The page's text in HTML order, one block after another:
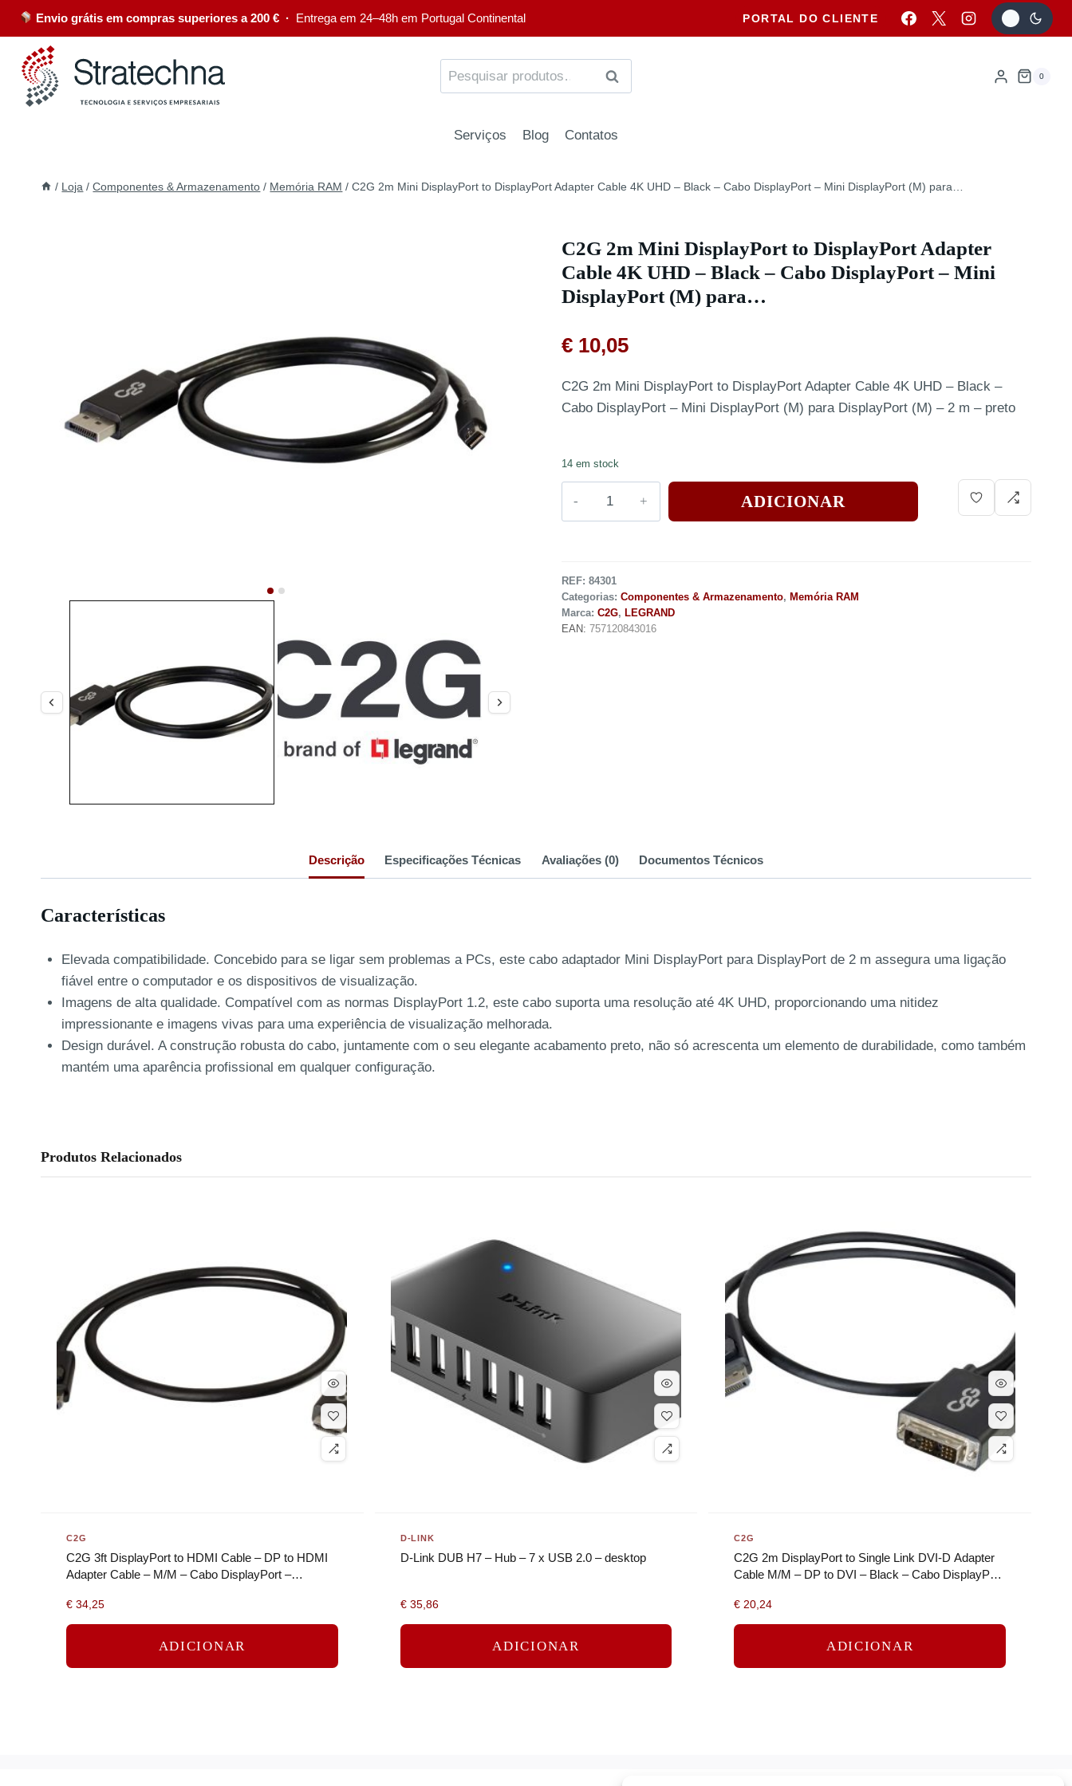
Envio grátis em compras superiores a 200 € · Entrega em 24–48h em Portugal Continental PORTAL DO CLIENTE
PESQUISA 0
Serviços Blog Contatos
/ Loja / Componentes & Armazenamento / Memória RAM / C2G 2m Mini DisplayPort to DisplayPort Adapter Cable 4K UHD – Black – Cabo DisplayPort – Mini DisplayPort (M) para…
C2G 2m Mini DisplayPort to DisplayPort Adapter
Cable 4K UHD – Black – Cabo DisplayPort – Mini
DisplayPort (M) para…
€ 10,05
C2G 2m Mini DisplayPort to DisplayPort Adapter Cable 4K UHD – Black –
Cabo DisplayPort – Mini DisplayPort (M) para DisplayPort (M) – 2 m – preto
14 em stock
ADICIONAR
REF: 84301
Categorias: Componentes & Armazenamento, Memória RAM
Marca: C2G, LEGRAND
EAN: 757120843016
Descrição Especificações Técnicas Avaliações (0) Documentos Técnicos
Características
Elevada compatibilidade. Concebido para se ligar sem problemas a PCs, este cabo adaptador Mini DisplayPort para DisplayPort de 2 m assegura uma ligação
fiável entre o computador e os dispositivos de visualização.
Imagens de alta qualidade. Compatível com as normas DisplayPort 1.2, este cabo suporta uma resolução até 4K UHD, proporcionando uma nitidez
impressionante e imagens vivas para uma experiência de visualização melhorada.
Design durável. A construção robusta do cabo, juntamente com o seu elegante acabamento preto, não só acrescenta um elemento de durabilidade, como também
mantém uma aparência profissional em qualquer configuração.
Produtos Relacionados
C2G
C2G 3ft DisplayPort to HDMI Cable – DP to HDMI
Adapter Cable – M/M – Cabo DisplayPort –
€ 34,25
ADICIONAR
D-LINK
D-Link DUB H7 – Hub – 7 x USB 2.0 – desktop
€35,86
ADICIONAR
C2G
C2G 2m DisplayPort to Single Link DVI-D Adapter
Cable M/M – DP to DVI – Black – Cabo DisplayPort
€ 20,24
ADICIONAR